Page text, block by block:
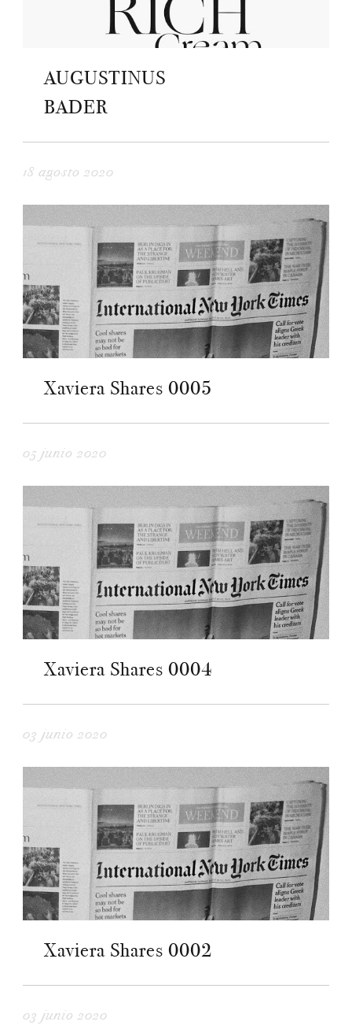
AUGUSTINUS
BADER
18 agosto 2020
Xaviera Shares 0005
05 junio 2020
Xaviera Shares 0004
03 junio 2020
Xaviera Shares 0002
03 junio 2020